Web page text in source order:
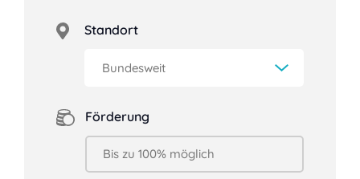
Standort
Förderung